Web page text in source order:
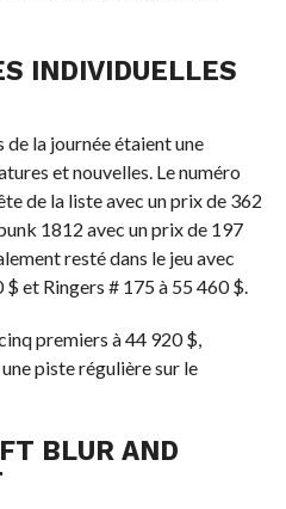
INDIVIDUELLES
de la journée étaient une
et nouvelles. Le numéro
de la liste avec un prix de 362
1812 avec un prix de 197
resté dans le jeu avec
$ et Ringers # 175 à 55 460 $.
premiers à 44 920 $,
piste régulière sur le
BLUR AND